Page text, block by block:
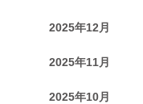
2025年12月
2025年11月
2025年10月